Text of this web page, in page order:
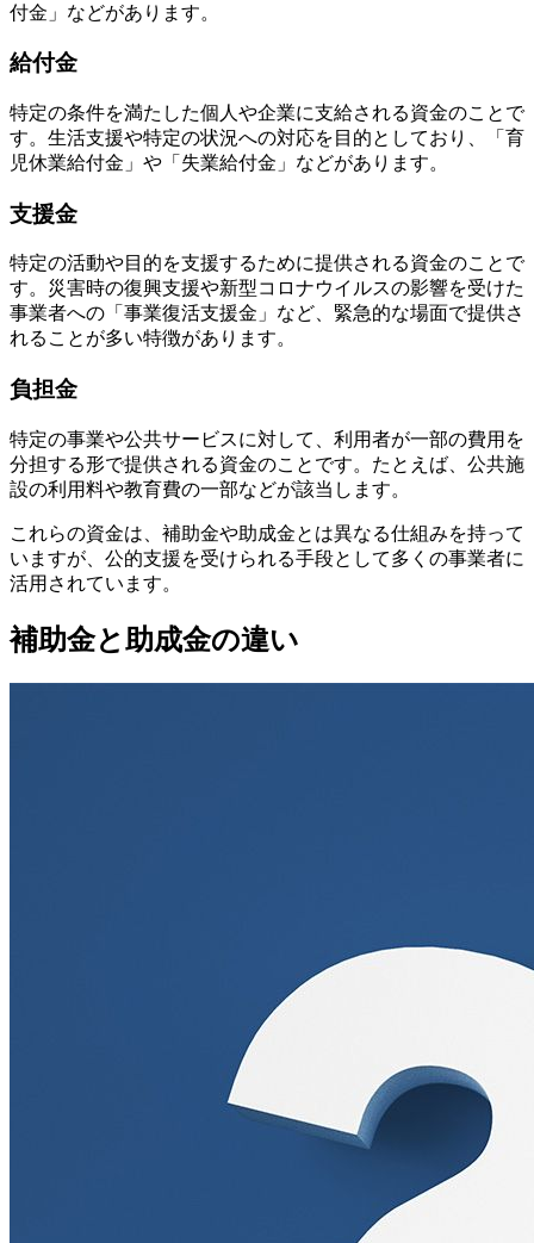
付金」などがあります。
給付金
特定の条件を満たした個人や企業に支給される資金のことで
す。生活支援や特定の状況への対応を目的としており、「育
児休業給付金」や「失業給付金」などがあります。
支援金
特定の活動や目的を支援するために提供される資金のことで
す。災害時の復興支援や新型コロナウイルスの影響を受けた
事業者への「事業復活支援金」など、緊急的な場面で提供さ
れることが多い特徴があります。
負担金
特定の事業や公共サービスに対して、利用者が一部の費用を
分担する形で提供される資金のことです。たとえば、公共施
設の利用料や教育費の一部などが該当します。
これらの資金は、補助金や助成金とは異なる仕組みを持って
いますが、公的支援を受けられる手段として多くの事業者に
活用されています。
補助金と助成金の違い